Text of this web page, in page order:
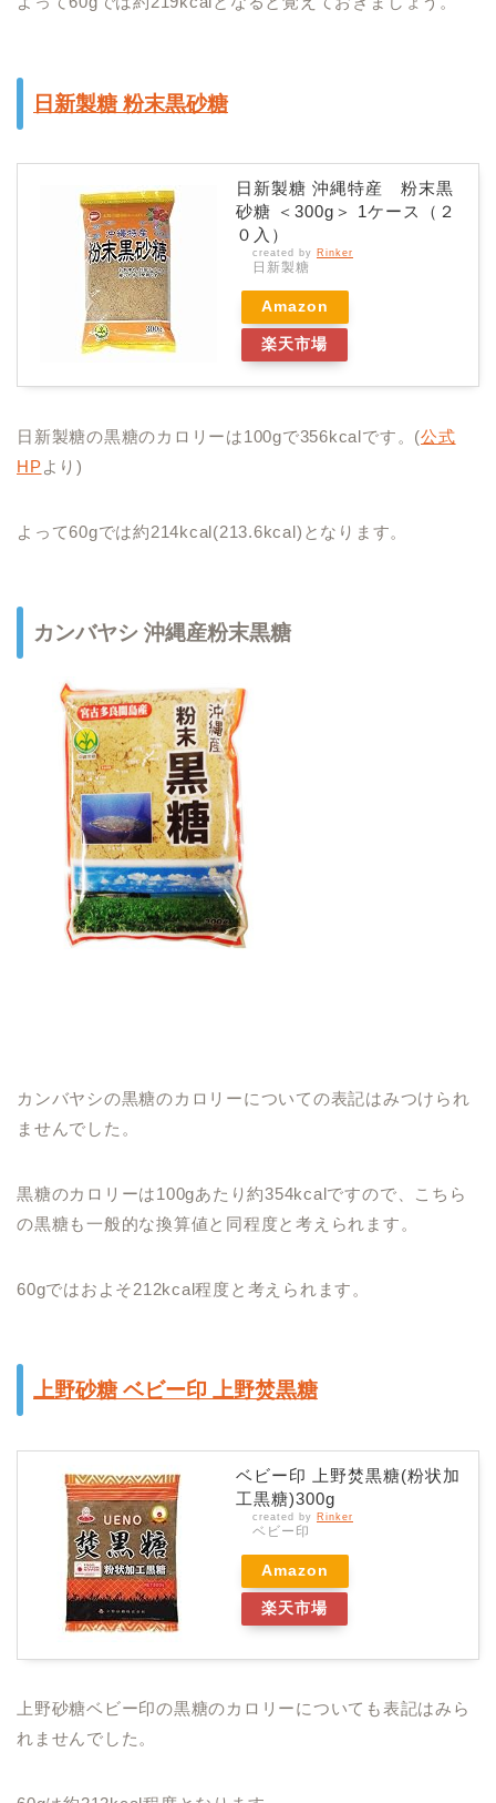
日新製糖 粉末黒砂糖
日新製糖 沖縄特産 粉末黒
砂糖 ＜300g＞ 1ケース（２
０入）
created by Rinker
日新製糖
Amazon
楽天市場
日新製糖の黒糖のカロリーは100gで356kcalです。(公式
HPより)
よって60gでは約214kcal(213.6kcal)となります。
カンバヤシ 沖縄産粉末黒糖
カンバヤシの黒糖のカロリーについての表記はみつけられ
ませんでした。
黒糖のカロリーは100gあたり約354kcalですので、こちら
の黒糖も一般的な換算値と同程度と考えられます。
60gではおよそ212kcal程度と考えられます。
上野砂糖 ベビー印 上野焚黒糖
ベビー印 上野焚黒糖(粉状加
工黒糖)300g
created by Rinker
ベビー印
Amazon
楽天市場
上野砂糖ベビー印の黒糖のカロリーについても表記はみら
れませんでした。